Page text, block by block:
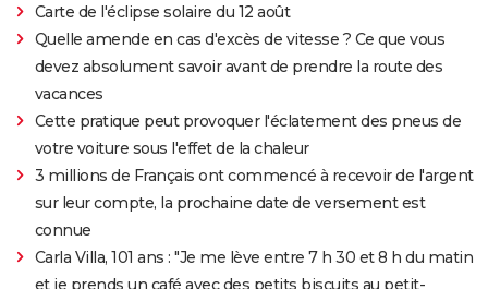
Carte de l'éclipse solaire du 12 août
Quelle amende en cas d'excès de vitesse ? Ce que vous
devez absolument savoir avant de prendre la route des
vacances
Cette pratique peut provoquer l'éclatement des pneus de
votre voiture sous l'effet de la chaleur
3 millions de Français ont commencé à recevoir de l'argent
sur leur compte, la prochaine date de versement est
connue
Carla Villa, 101 ans : "Je me lève entre 7 h 30 et 8 h du matin
et je prends un café avec des petits biscuits au petit-